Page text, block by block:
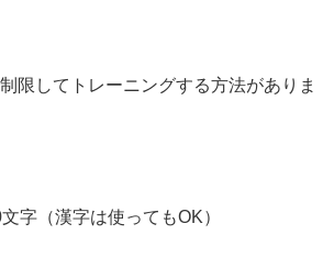
限してトレーニングする方法がありま
字（漢字は使ってもOK）